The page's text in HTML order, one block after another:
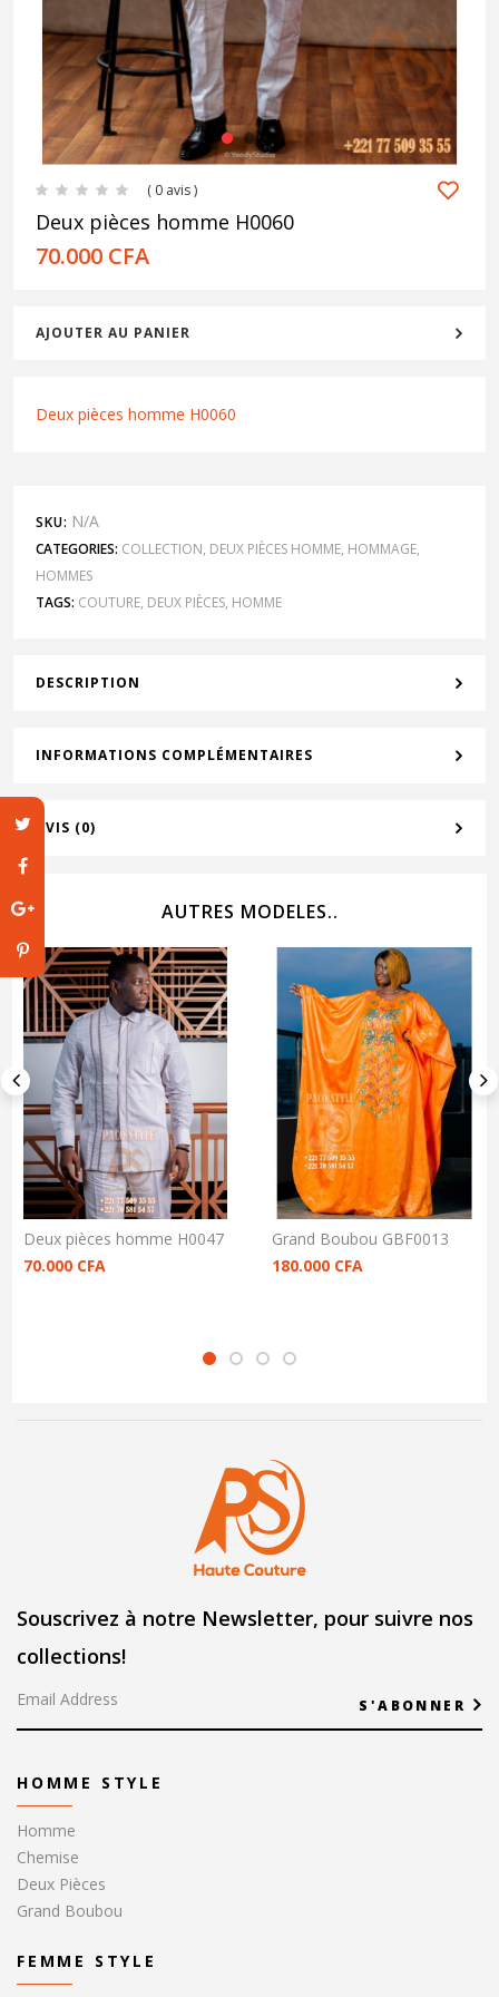
1 2 3
( 0 avis )
Deux pièces homme H0060
70.000 CFA
AJOUTER AU PANIER
Deux pièces homme H0060
SKU: N/A
CATEGORIES: COLLECTION, DEUX PIÈCES HOMME, HOMMAGE,
HOMMES
TAGS: COUTURE, DEUX PIÈCES, HOMME
DESCRIPTION
INFORMATIONS COMPLÉMENTAIRES
AVIS (0)
AUTRES MODELES..
Deux pièces homme H0047
70.000 CFA
Grand Boubou GBF0013
180.000 CFA
Souscrivez à notre Newsletter, pour suivre nos
collections!
S'ABONNER
HOMME STYLE
Homme
Chemise
Deux Pièces
Grand Boubou
FEMME STYLE